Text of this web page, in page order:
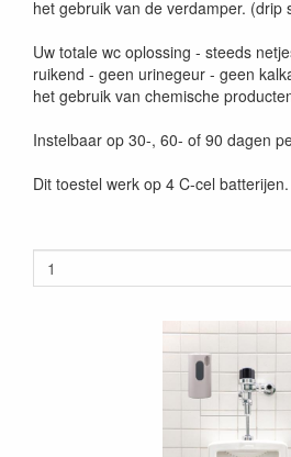
het gebruik van de verdamper. (drip
Uw totale wc oplossing - steeds
ruikend - geen urinegeur - geen
het gebruik van chemische
Instelbaar op 30-, 60- of 90 dagen
Dit toestel werk op 4 C-cel